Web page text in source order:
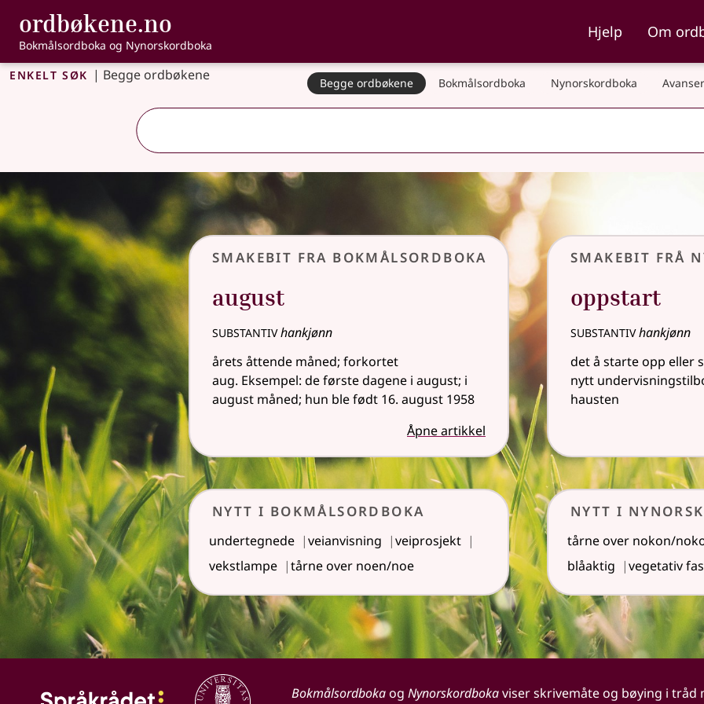
Gå til hovudinnhald
Tilgjenge
ordbøkene.no , Bokmålsordboka og Nynorskordboka
Bokmålsordboka og Nynorskordboka
Hjelp Om
Enkelt søk | Begge ordbøkene Begge ordbøkene Bokmålsordboka Nynorskordboka
Smakebit fra Bokmålsordboka
august
substantivhankjønn
årets åttende måned; forkortet
aug. Eksempel: de første dagene i august; i
august måned; hun ble født 16. august 1958
Åpne artikkel
Smakebit frå
oppstart
substantivhankjønn
det å starte opp eller
nytt
hausten
Nytt i Bokmålsordboka
undertegnede veianvisning
veiprosjekt
vekstlampe
tårne over noen/noe
Nytt i
tårne over nokon/
blåaktig
vegetativ
Bokmålsordbokaog Nynorskordbokaviser skrivemåte og bøying i tråd